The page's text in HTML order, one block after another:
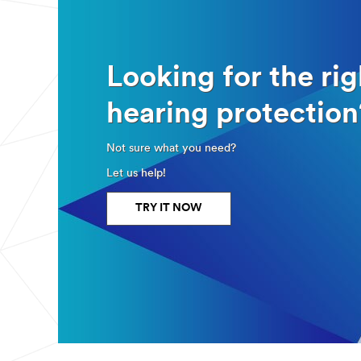
Looking for the
hearing
Not sure what you need?
Let us help!
TRY IT NOW